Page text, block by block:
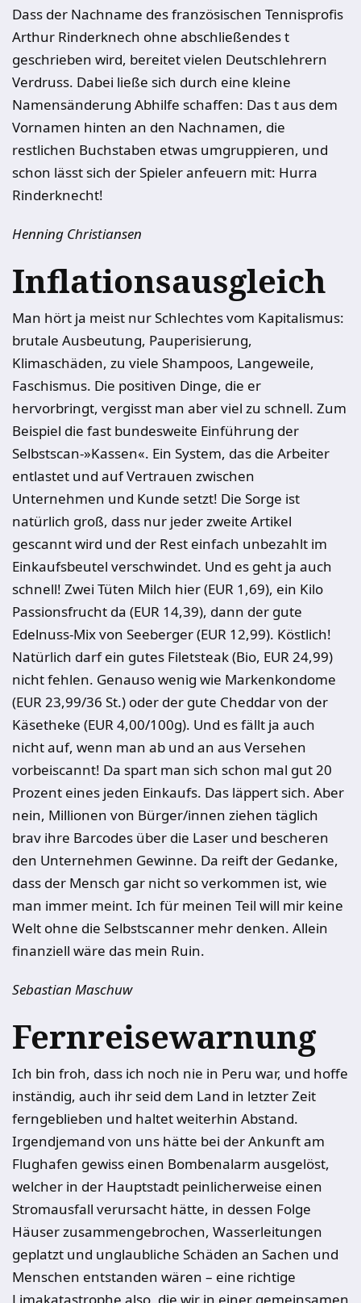
Dass der Nachname des französischen Tennisprofis
Arthur Rinderknech ohne abschließendes t
geschrieben wird, bereitet vielen Deutschlehrern
Verdruss. Dabei ließe sich durch eine kleine
Namensänderung Abhilfe schaffen: Das t aus dem
Vornamen hinten an den Nachnamen, die
restlichen Buchstaben etwas umgruppieren, und
schon lässt sich der Spieler anfeuern mit: Hurra
Rinderknecht!
Henning Christiansen
Inflationsausgleich
Man hört ja meist nur Schlechtes vom Kapitalismus:
brutale Ausbeutung, Pauperisierung,
Klimaschäden, zu viele Shampoos, Langeweile,
Faschismus. Die positiven Dinge, die er
hervorbringt, vergisst man aber viel zu schnell. Zum
Beispiel die fast bundesweite Einführung der
Selbstscan-»Kassen«. Ein System, das die Arbeiter
entlastet und auf Vertrauen zwischen
Unternehmen und Kunde setzt! Die Sorge ist
natürlich groß, dass nur jeder zweite Artikel
gescannt wird und der Rest einfach unbezahlt im
Einkaufsbeutel verschwindet. Und es geht ja auch
schnell! Zwei Tüten Milch hier (EUR 1,69), ein Kilo
Passionsfrucht da (EUR 14,39), dann der gute
Edelnuss-Mix von Seeberger (EUR 12,99). Köstlich!
Natürlich darf ein gutes Filetsteak (Bio, EUR 24,99)
nicht fehlen. Genauso wenig wie Markenkondome
(EUR 23,99/36 St.) oder der gute Cheddar von der
Käsetheke (EUR 4,00/100g). Und es fällt ja auch
nicht auf, wenn man ab und an aus Versehen
vorbeiscannt! Da spart man sich schon mal gut 20
Prozent eines jeden Einkaufs. Das läppert sich. Aber
nein, Millionen von Bürger/innen ziehen täglich
brav ihre Barcodes über die Laser und bescheren
den Unternehmen Gewinne. Da reift der Gedanke,
dass der Mensch gar nicht so verkommen ist, wie
man immer meint. Ich für meinen Teil will mir keine
Welt ohne die Selbstscanner mehr denken. Allein
finanziell wäre das mein Ruin.
Sebastian Maschuw
Fernreisewarnung
Ich bin froh, dass ich noch nie in Peru war, und hoffe
inständig, auch ihr seid dem Land in letzter Zeit
ferngeblieben und haltet weiterhin Abstand.
Irgendjemand von uns hätte bei der Ankunft am
Flughafen gewiss einen Bombenalarm ausgelöst,
welcher in der Hauptstadt peinlicherweise einen
Stromausfall verursacht hätte, in dessen Folge
Häuser zusammengebrochen, Wasserleitungen
geplatzt und unglaubliche Schäden an Sachen und
Menschen entstanden wären – eine richtige